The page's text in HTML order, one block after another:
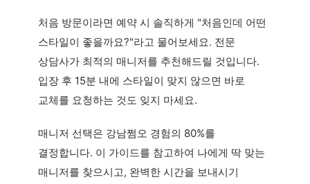
처음 방문이라면 예약 시 솔직하게 "처음인데 어떤
스타일이 좋을까요?"라고 물어보세요. 전문
상담사가 최적의 매니저를 추천해드릴 것입니다.
입장 후 15분 내에 스타일이 맞지 않으면 바로
교체를 요청하는 것도 잊지 마세요.
매니저 선택은 강남쩜오 경험의 80%를
결정합니다. 이 가이드를 참고하여 나에게 딱 맞는
매니저를 찾으시고, 완벽한 시간을 보내시기